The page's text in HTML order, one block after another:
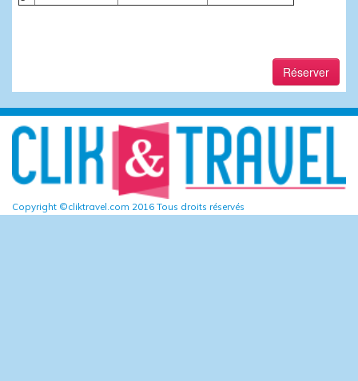
Réserver
Copyright ©cliktravel.com 2016 Tous droits réservés